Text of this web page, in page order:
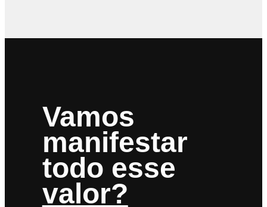
Vamos
manifestar
todo esse
valor?